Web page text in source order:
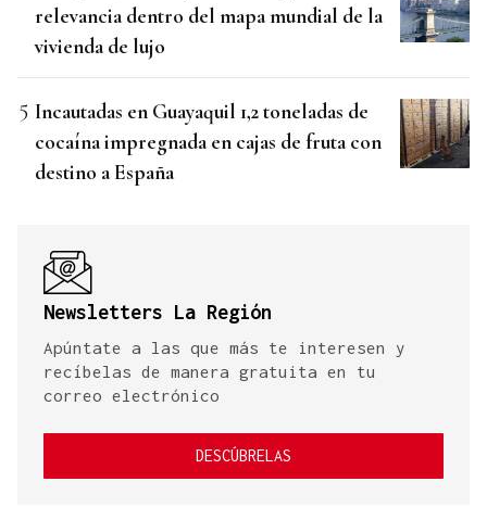
relevancia dentro del mapa mundial de la
vivienda de lujo
Incautadas en Guayaquil 1,2 toneladas de
cocaína impregnada en cajas de fruta con
destino a España
Newsletters La Región
Apúntate a las que más te interesen y
recíbelas de manera gratuita en tu
correo electrónico
DESCÚBRELAS